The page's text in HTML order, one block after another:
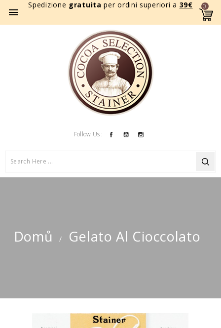
Spedizione gratuita per ordini superiori a 39€

0
Follow Us : FacebookYouTube
Domů Gelato Al Cioccolato